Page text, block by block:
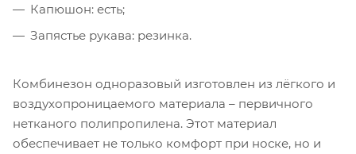
Капюшон: есть;
Запястье рукава: резинка.
Комбинезон одноразовый изготовлен из лёгкого и
воздухопроницаемого материала – первичного
нетканого полипропилена. Этот материал
обеспечивает не только комфорт при носке, но и